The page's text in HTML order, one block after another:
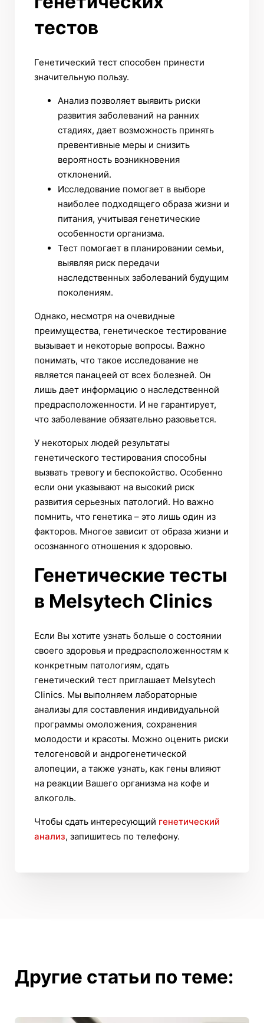
тестов
Генетический тест способен принести
значительную пользу.
Анализ позволяет выявить риски
развития заболеваний на ранних
стадиях, дает возможность принять
превентивные меры и снизить
вероятность возникновения
отклонений.
Исследование помогает в выборе
наиболее подходящего образа жизни и
питания, учитывая генетические
особенности организма.
Тест помогает в планировании семьи,
выявляя риск передачи
наследственных заболеваний будущим
поколениям.
Однако, несмотря на очевидные
преимущества, генетическое тестирование
вызывает и некоторые вопросы. Важно
понимать, что такое исследование не
является панацеей от всех болезней. Он
лишь дает информацию о наследственной
предрасположенности. И не гарантирует,
что заболевание обязательно разовьется.
У некоторых людей результаты
генетического тестирования способны
вызвать тревогу и беспокойство. Особенно
если они указывают на высокий риск
развития серьезных патологий. Но важно
помнить, что генетика – это лишь один из
факторов. Многое зависит от образа жизни и
осознанного отношения к здоровью.
Генетические тесты
в Melsytech Clinics
Если Вы хотите узнать больше о состоянии
своего здоровья и предрасположенностям к
конкретным патологиям, сдать
генетический тест приглашает Melsytech
Clinics. Мы выполняем лабораторные
анализы для составления индивидуальной
программы омоложения, сохранения
молодости и красоты. Можно оценить риски
телогеновой и андрогенетической
алопеции, а также узнать, как гены влияют
на реакции Вашего организма на кофе и
алкоголь.
Чтобы сдать интересующий генетический
анализ, запишитесь по телефону.
Другие статьи по теме: